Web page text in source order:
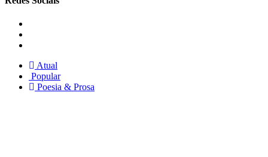
Atual
Popular
Poesia & Prosa